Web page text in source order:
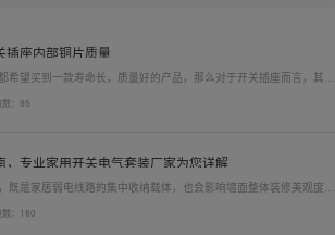
插座内部铜片质量
希望买到一款寿命长，质量好的产品，那么对于开关插座而言，其里
插同时插入越方便)。
数：95
，专业家用开关电气套装厂家为您详解
既是家居弱电线路的集中收纳载体，也会影响墙面整体装修美观度，
装厂家，可以同时搞定开关插座、配电箱、多媒体布线箱等全套产
数：180